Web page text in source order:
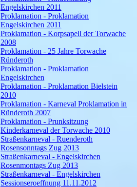
Engelskirchen 2011
Proklamation - Proklamation
Engelskirchen 2011
Proklamation - Korpsapell der Torwache
2008
Proklamation - 25 Jahre Torwache
Ründeroth
Proklamation - Proklamation
Engelskirchen
Proklamation - Proklamation Bielstein
2010
Proklamation - Karneval Proklamation in
Ründeroth 2007
Proklamation - Prunksitzung
Kinderkarneval der Torwache 2010
Straßenkarneval - Ruenderoth
Rosensonntags Zug 2013
Straßenkarneval - Engelskirchen
Rosenmontags Zug 2013
Straßenkarneval - Engelskirchen
Sessionseroeffnung 11.11.2012